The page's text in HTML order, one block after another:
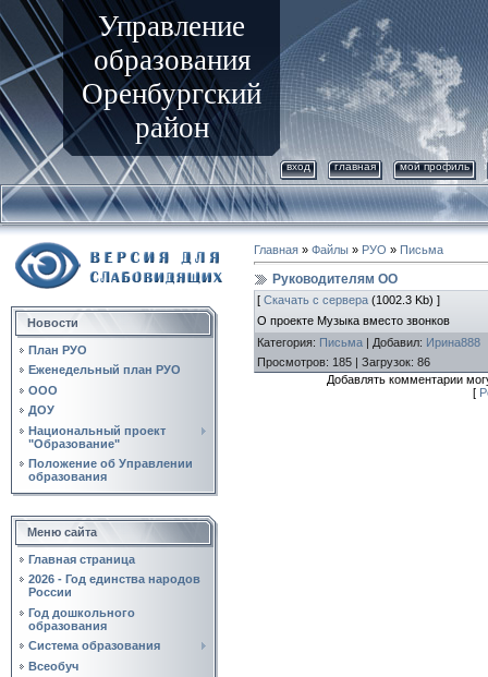
Управление
образования
Оренбургский
район
вход главная мой профиль
Новости
План РУО
Еженедельный план РУО
ООО
ДОУ
Национальный проект
"Образование"
Положение об Управлении
образования
Меню сайта
Главная страница
2026 - Год единства народов
России
Год дошкольного
образования
Система образования
Всеобуч
Главная » Файлы » РУО » Письма
Руководителям ОО
[ Скачать с сервера (1002.3 Kb) ]
О проекте Музыка вместо звонков
Категория: Письма | Добавил: Ирина888
Просмотров: 185 | Загрузок: 86
Добавлять комментарии
[